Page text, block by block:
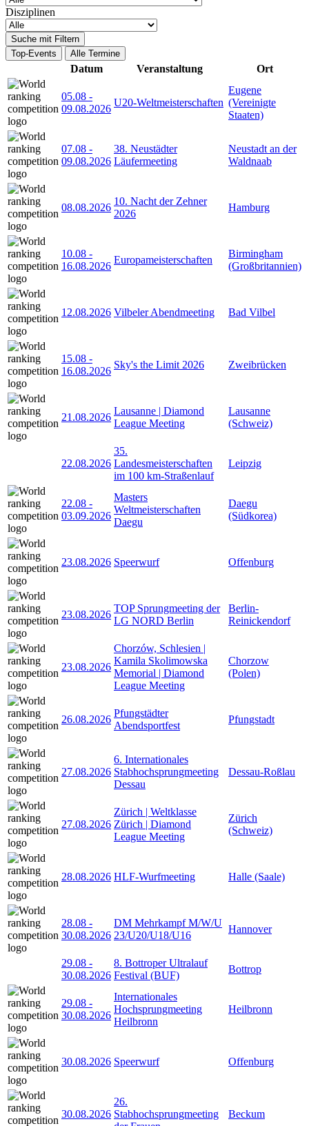
Disziplinen
Suche mit Filtern
Top-Events
Alle Termine
Datum Veranstaltung Ort
05.08 -
09.08.2026
U20-Weltmeisterschaften
Eugene
(Vereinigte
Staaten)
07.08 -
09.08.2026
38. Neustädter
Läufermeeting
Neustadt an der
Waldnaab
08.08.2026
10. Nacht der Zehner
2026
Hamburg
10.08 -
16.08.2026
Europameisterschaften
Birmingham
(Großbritannien)
12.08.2026 Vilbeler Abendmeeting Bad Vilbel
15.08 -
16.08.2026
Sky's the Limit 2026 Zweibrücken
21.08.2026
Lausanne | Diamond
League Meeting
Lausanne
(Schweiz)
22.08.2026
35.
Landesmeisterschaften
im 100 km-Straßenlauf
Leipzig
22.08 -
03.09.2026
Masters
Weltmeisterschaften
Daegu
Daegu
(Südkorea)
23.08.2026 Speerwurf Offenburg
23.08.2026
TOP Sprungmeeting der
LG NORD Berlin
Berlin-
Reinickendorf
23.08.2026
Chorzów, Schlesien |
Kamila Skolimowska
Memorial | Diamond
League Meeting
Chorzow
(Polen)
26.08.2026
Pfungstädter
Abendsportfest
Pfungstadt
27.08.2026
6. Internationales
Stabhochsprungmeeting
Dessau
Dessau-Roßlau
27.08.2026
Zürich | Weltklasse
Zürich | Diamond
League Meeting
Zürich
(Schweiz)
28.08.2026 HLF-Wurfmeeting Halle (Saale)
28.08 -
30.08.2026
DM Mehrkampf M/W/U
23/U20/U18/U16
Hannover
29.08 -
30.08.2026
8. Bottroper Ultralauf
Festival (BUF)
Bottrop
29.08 -
30.08.2026
Internationales
Hochsprungmeeting
Heilbronn
Heilbronn
30.08.2026 Speerwurf Offenburg
30.08.2026
26.
Stabhochsprungmeeting
Beckum